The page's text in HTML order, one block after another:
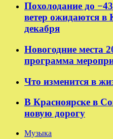
Похолодание до
ветер ожидаются в
декабря
Новогодние места
программа
Что изменится в
В Красноярске в
новую дорогу
Музыка